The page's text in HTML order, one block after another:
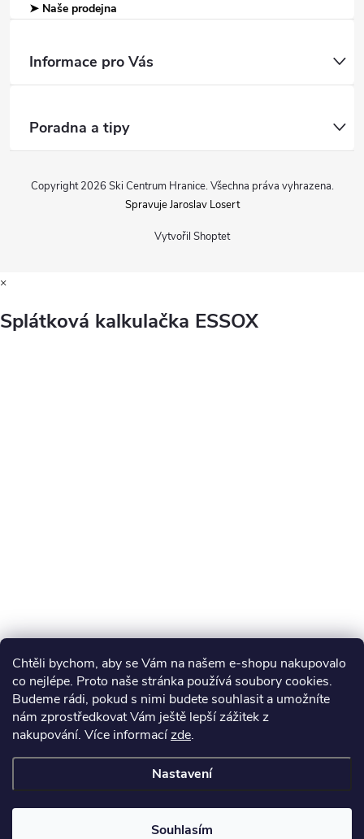
Chtěli bychom, aby se Vám na našem e-shopu nakupovalo
co nejlépe. Proto naše stránka používá soubory cookies.
Budeme rádi, pokud s nimi budete souhlasit a umožníte
nám zprostředkovat Vám ještě lepší zážitek z
nakupování. Více informacízde.
Nastavení
Souhlasím
➤ Naše prodejna
Informace pro Vás
Poradna a tipy
Vytvořil Shoptet
Copyright 2026 Ski Centrum Hranice. Všechna práva vyhrazena.
Spravuje Jaroslav Losert
×
Splátková kalkulačka ESSOX